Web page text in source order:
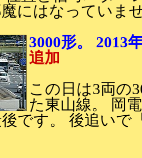
にはなっていま
3000形。
追加
この日は3両の
た東山線。 岡
です。 後追いで